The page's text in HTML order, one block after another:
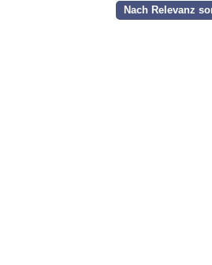
Nach Relevanz